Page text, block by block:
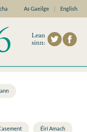
As Gaeilge | English
Lean
sinn:
Éirí Amach